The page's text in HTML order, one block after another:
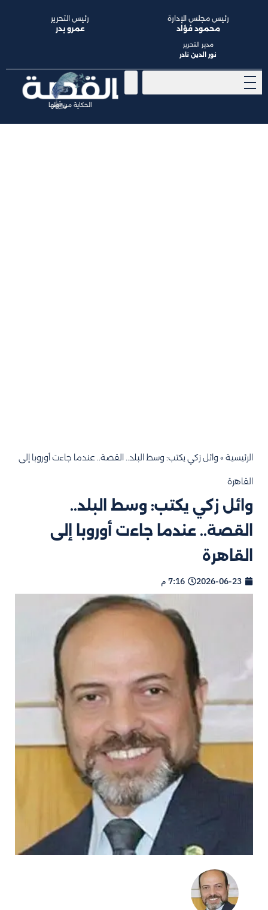
الحكاية من أولها
رئيس مجلس الإدارة
محمود فؤاد
مدير التحرير
نور الدين نادر
رئيس التحرير
عمرو بدر
الرئيسية » وائل زكي يكتب: وسط البلد.. القصة.. عندما جاءت أوروبا إلى
القاهرة
وائل زكي يكتب: وسط البلد..
القصة.. عندما جاءت أوروبا إلى
القاهرة
2026-06-23 7:16 م